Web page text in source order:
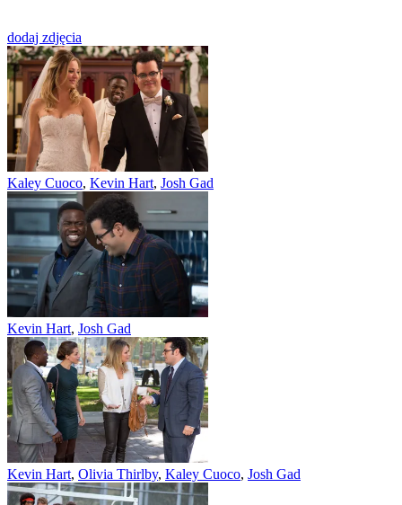
dodaj zdjęcia
Kaley Cuoco, Kevin Hart, Josh Gad
Kevin Hart, Josh Gad
Kevin Hart, Olivia Thirlby, Kaley Cuoco, Josh Gad